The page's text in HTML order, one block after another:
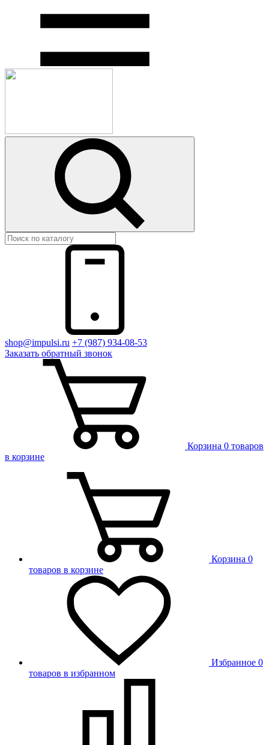
shop@impulsi.ru +7 (987) 934-08-53
Заказать обратный звонок
Корзина 0 товаров
в корзине
Корзина 0
товаров в корзине
Избранное 0
товаров в избранном